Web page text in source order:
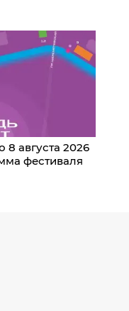
8 августа 2026
фестиваля